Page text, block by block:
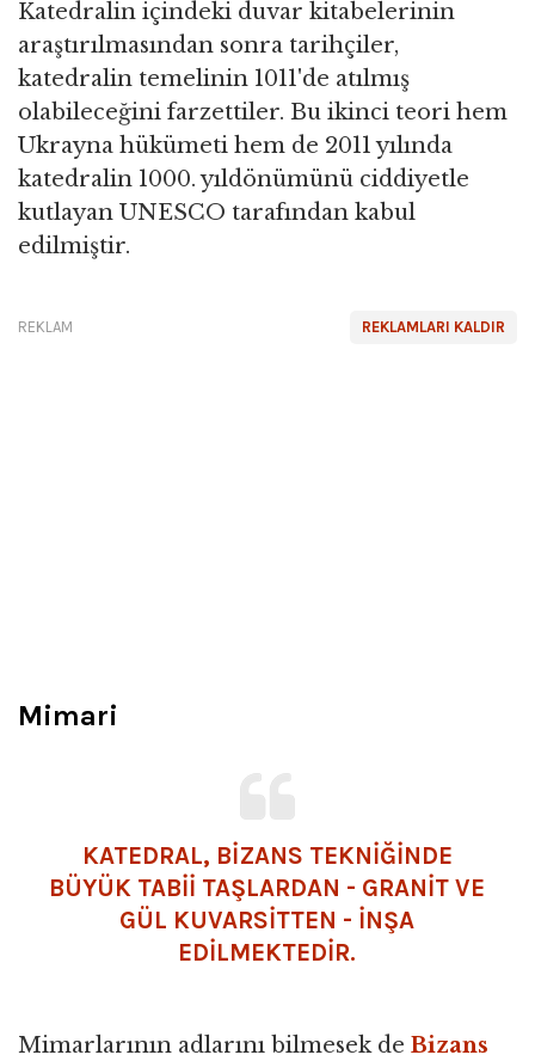
Katedralin içindeki duvar kitabelerinin
araştırılmasından sonra tarihçiler,
katedralin temelinin 1011'de atılmış
olabileceğini farzettiler. Bu ikinci teori hem
Ukrayna hükümeti hem de 2011 yılında
katedralin 1000. yıldönümünü ciddiyetle
kutlayan UNESCO tarafından kabul
edilmiştir.
REKLAMLARI KALDIR
REKLAM
Mimari
KATEDRAL, BİZANS TEKNİĞİNDE
BÜYÜK TABİİ TAŞLARDAN - GRANİT VE
GÜL KUVARSİTTEN - İNŞA
EDİLMEKTEDİR.
Mimarlarının adlarını bilmesek de Bizans